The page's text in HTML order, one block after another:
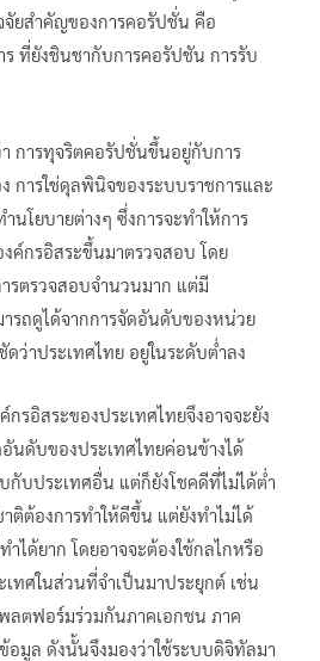
ยสำคัญของการคอรัปชั่น คือ
ที่ยังชินชากับการคอรัปชัน การรับ
การทุจริตคอรัปชั่นขึ้นอยู่กับการ
การใช่ดุลพินิจของระบบราชการและ
นโยบายต่างๆ ซึ่งการจะทำให้การ
ค์กรอิสระขึ้นมาตรวจสอบ โดย
รตรวจสอบจำนวนมาก แต่มี
รถดูได้จากการจัดอันดับของหน่วย
ว่าประเทศไทย อยู่ในระดับต่ำลง
รอิสระของประเทศไทยจึงอาจจะยัง
นดับของประเทศไทยค่อนข้างได้
กับประเทศอื่น แต่ก็ยังโชคดีที่ไม่ได้ต่ำ
ติต้องการทำให้ดีขึ้น แต่ยังทำไม่ได้
ได้ยาก โดยอาจจะต้องใช้กลไกหรือ
ทศในส่วนที่จำเป็นมาประยุกต์ เช่น
ตฟอร์มร่วมกันภาคเอกชน ภาค
อมูล ดังนั้นจึงมองว่าใช้ระบบดิจิทัลมา